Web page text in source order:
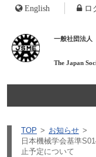
一般社団法人
The Japan
English ロ
TOP
お知らせ
日本機械学会基準
止予定について